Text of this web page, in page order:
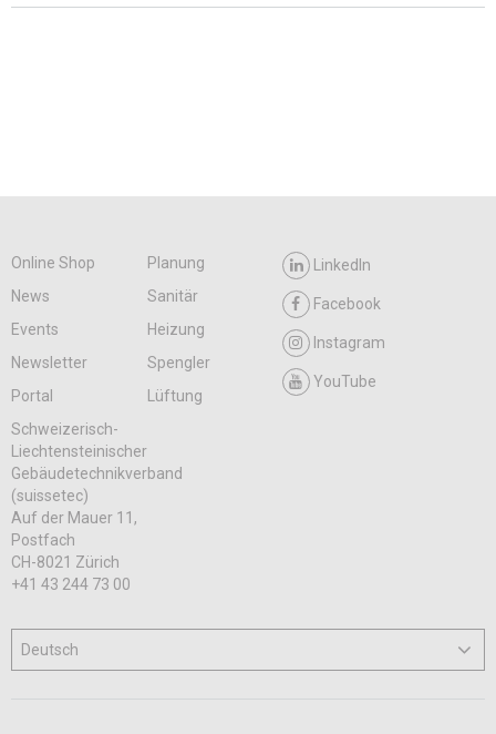
Online Shop
Planung
News
Sanitär
Events
Heizung
Newsletter
Spengler
Portal
Lüftung
LinkedIn
Facebook
Instagram
YouTube
Schweizerisch-
Liechtensteinischer
Gebäudetechnikverband
(suissetec)
Auf der Mauer 11,
Postfach
CH-8021 Zürich
+41 43 244 73 00